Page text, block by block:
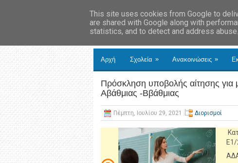
Αρχή Σχολεία » Ανακοινώσεις »
Πρόσκληση υποβολής αίτησης για
Αβάθμιας -Ββάθμιας
Πέμπτη, Ιουλίου 29, 2021 Διορισμοί
This site uses cookies from Google to
are shared with Google along with
statistics, and to detect and address abuse.